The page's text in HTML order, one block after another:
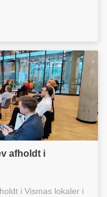
afholdt i
i Vismas lokaler i